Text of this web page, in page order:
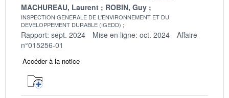
MACHUREAU, Laurent
ROBIN, Guy
INSPECTION GENERALE DE L'ENVIRONNEMENT ET DU
DEVELOPPEMENT DURABLE (IGEDD)
Rapport: sept. 2024 Mise en ligne: oct. 2024
Affaire
n°015256-01
Accéder à la notice